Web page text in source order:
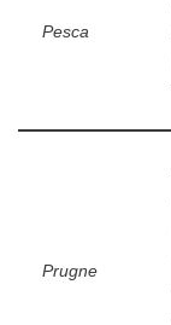
Pesca
Prugne